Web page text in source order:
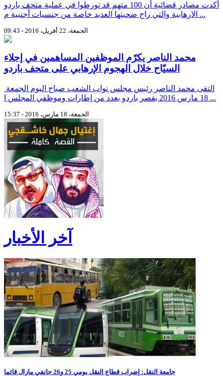
أكدت مصادر قضائية أن 100 متهم قد تورطوا في عملية متحف باردو
الارهابية والتي راح ضحيتها العديد خاصة من جنسيات أجنبية م ...
الجمعة، 22 أفريل، 2016 - 09:43
محمد الناصر يكرّم الموظفين المساهمين في إجلاء
السيّاح خلال الهجوم الإرهابي على متحف باردو
18 مارس 2016 بقصر باردو بعدد من إطارات وموظفي المجلس ا ...
الجمعة، 18 مارس، 2016 - 15:37
آخر الأخبار
جامعة النقل: إضراب قطاع النقل يومي 25 و26 جانفي مازال قائما